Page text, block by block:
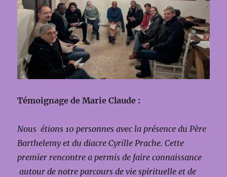
Témoignage de Marie Claude :
Nous étions 10 personnes avec la présence du Père
Barthelemy et du diacre Cyrille Prache. Cette
premier rencontre a permis de faire connaissance
autour de notre parcours de vie spirituelle et de